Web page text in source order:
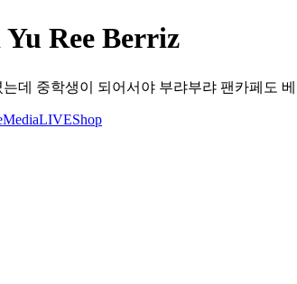
Ree Berriz
데 중학생이 되어서야 부랴부랴 팬카페도
MediaLIVEShop